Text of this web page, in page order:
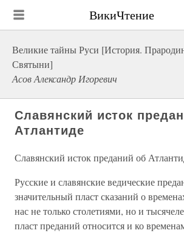
ВикиЧтение
Великие тайны Руси [История.
Святыни]
Асов Александр Игоревич
Славянский исток
Атлантиде
Славянский исток преданий об
Русские и славянские ведические
значительный пласт сказаний о
нас не только столетиями, но и
пласт преданий относится и ко